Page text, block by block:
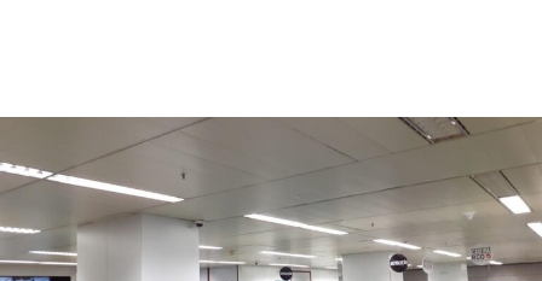
Eficiência Energética para OI